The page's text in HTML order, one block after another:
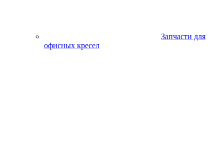
Запчасти для
офисных кресел